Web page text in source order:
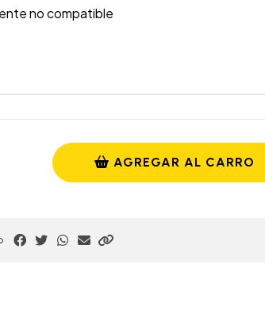
no compatible
AGREGAR AL CARRO